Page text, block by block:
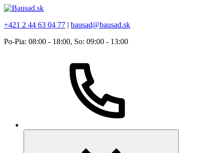
+421 2 44 63 04 77 | bausad@bausad.sk
Po-Pia: 08:00 - 18:00, So: 09:00 - 13:00